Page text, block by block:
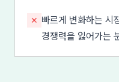
✕ 빠르게 변화하는 시
경쟁력을 잃어가는